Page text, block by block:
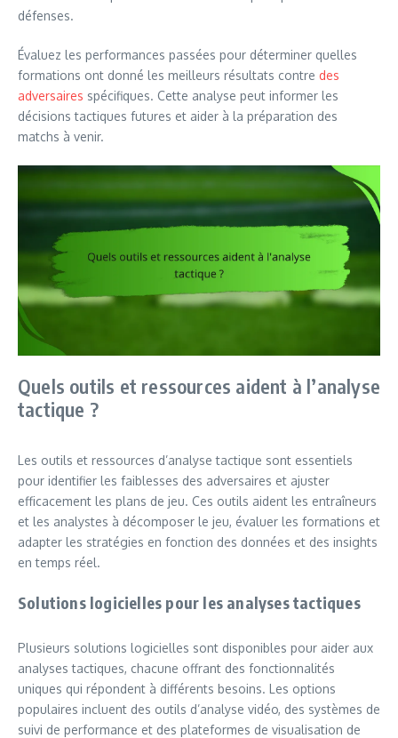
défenses.
Évaluez les performances passées pour déterminer quelles
formations ont donné les meilleurs résultats contre des
adversaires spécifiques. Cette analyse peut informer les
décisions tactiques futures et aider à la préparation des
matchs à venir.
Quels outils et ressources aident à l’analyse
tactique ?
Les outils et ressources d’analyse tactique sont essentiels
pour identifier les faiblesses des adversaires et ajuster
efficacement les plans de jeu. Ces outils aident les entraîneurs
et les analystes à décomposer le jeu, évaluer les formations et
adapter les stratégies en fonction des données et des insights
en temps réel.
Solutions logicielles pour les analyses tactiques
Plusieurs solutions logicielles sont disponibles pour aider aux
analyses tactiques, chacune offrant des fonctionnalités
uniques qui répondent à différents besoins. Les options
populaires incluent des outils d’analyse vidéo, des systèmes de
suivi de performance et des plateformes de visualisation de